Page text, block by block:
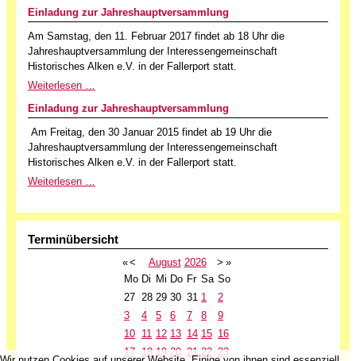
Einladung zur Jahreshauptversammlung
Am Samstag, den 11. Februar 2017 findet ab 18 Uhr die
Jahreshauptversammlung der Interessengemeinschaft
Historisches Alken e.V. in der Fallerport statt.
Weiterlesen …
Einladung zur Jahreshauptversammlung
Am Freitag, den 30 Januar 2015 findet ab 19 Uhr die
Jahreshauptversammlung der Interessengemeinschaft
Historisches Alken e.V. in der Fallerport statt.
Weiterlesen …
Terminübersicht
«< August 2026 > »
Mo Di Mi Do Fr Sa So
27 28 29 30 31 1
2
3
4 5 6 7 8
9
10 11 12 13 14 15 16
17 18 19 20 21 22 23